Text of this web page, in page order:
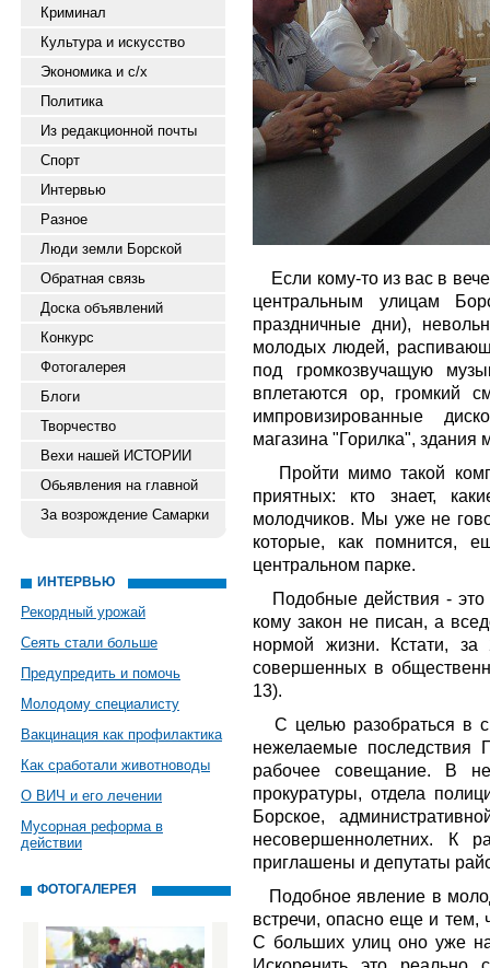
Криминал
Культура и искусство
Экономика и с/х
Политика
Из редакционной почты
Спорт
Интервью
Разное
Люди земли Борской
Обратная связь
Доска объявлений
Конкурс
Фотогалерея
Блоги
Творчество
Вехи нашей ИСТОРИИ
Обьявления на главной
За возрождение Самарки
ИНТЕРВЬЮ
Рекордный урожай
Сеять стали больше
Предупредить и помочь
Молодому специалисту
Вакцинация как профилактика
Как сработали животноводы
О ВИЧ и его лечении
Мусорная реформа в
действии
ФОТОГАЛЕРЕЯ
Если кому-то из вас в
центральным улицам
праздничные дни),
молодых людей,
под громкозвучащую
вплетаются ор, громкий
импровизированные
магазина "Горилка",
Пройти мимо такой
приятных: кто знает,
молодчиков. Мы уже не
которые, как помнится,
центральном парке.
Подобные действия - это
кому закон не писан, а
нормой жизни. Кстати, за
совершенных в
13).
С целью разобраться в
нежелаемые последствия
рабочее совещание. В
прокуратуры, отдела
Борское,
несовершеннолетних. К
приглашены и депутаты
Подобное явление в
встречи, опасно еще и тем,
С больших улиц оно уже